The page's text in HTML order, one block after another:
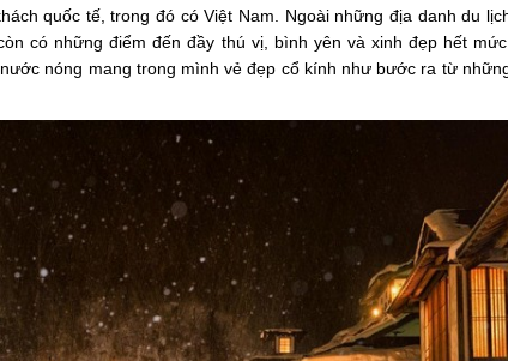
quốc tế, trong đó có Việt Nam. Ngoài những địa danh du
có những điểm đến đầy thú vị, bình yên và xinh đẹp hết mức,
nóng mang trong mình vẻ đẹp cổ kính như bước ra từ